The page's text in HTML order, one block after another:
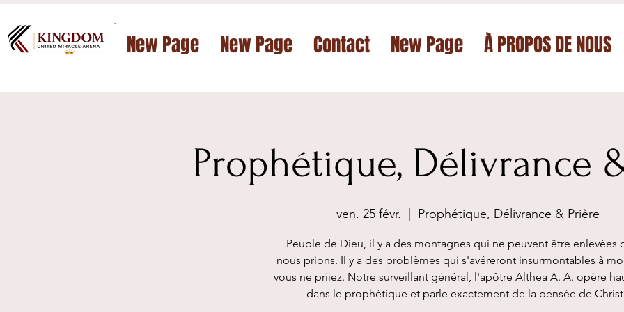
New Page New Page Contact New Page À PROPOS DE NOUS
™
Prophétique, Délivrance
ven. 25 févr. Prophétique, Délivrance & Prière
Peuple de Dieu, il y a des montagnes qui ne peuvent être enlevées
nous prions. Il y a des problèmes qui s'avéreront insurmontables à
vous ne priiez. Notre surveillant général, l'apôtre Althea A. A. opère
dans le prophétique et parle exactement de la pensée de